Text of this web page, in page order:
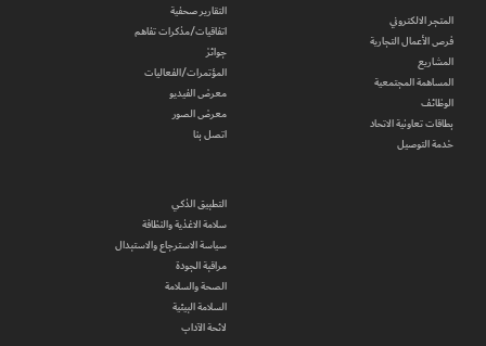
المتجر الالكتروني
فرص الأعمال التجارية
المشاريع
المساهمة المجتمعية
الوظائف
بطاقات تعاونية الاتحاد
خدمة التوصيل
التقارير صحفية
اتفاقيات/مذكرات تفاهم
جوائز
المؤتمرات/الفعاليات
معرض الفيديو
معرض الصور
اتصل بنا
التطبيق الذكي
سلامة الاغذية والنظافة
سياسة الاسترجاع والاستبدال
مراقبة الجودة
الصحة والسلامة
السلامة البيئية
لائحة الآداب